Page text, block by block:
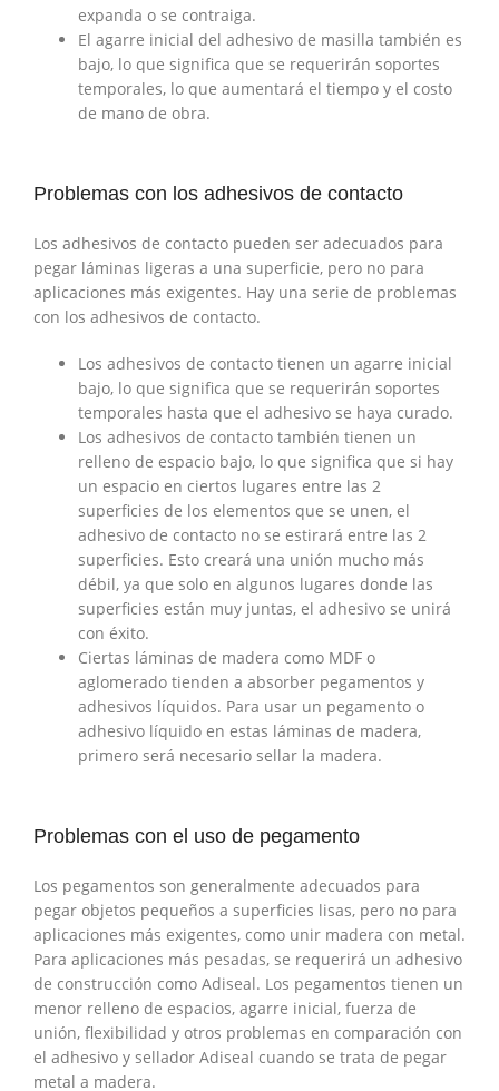
expanda o se contraiga.
El agarre inicial del adhesivo de masilla también es
bajo, lo que significa que se requerirán soportes
temporales, lo que aumentará el tiempo y el costo
de mano de obra.
Problemas con los adhesivos de contacto
Los adhesivos de contacto pueden ser adecuados para
pegar láminas ligeras a una superficie, pero no para
aplicaciones más exigentes. Hay una serie de problemas
con los adhesivos de contacto.
Los adhesivos de contacto tienen un agarre inicial
bajo, lo que significa que se requerirán soportes
temporales hasta que el adhesivo se haya curado.
Los adhesivos de contacto también tienen un
relleno de espacio bajo, lo que significa que si hay
un espacio en ciertos lugares entre las 2
superficies de los elementos que se unen, el
adhesivo de contacto no se estirará entre las 2
superficies. Esto creará una unión mucho más
débil, ya que solo en algunos lugares donde las
superficies están muy juntas, el adhesivo se unirá
con éxito.
Ciertas láminas de madera como MDF o
aglomerado tienden a absorber pegamentos y
adhesivos líquidos. Para usar un pegamento o
adhesivo líquido en estas láminas de madera,
primero será necesario sellar la madera.
Problemas con el uso de pegamento
Los pegamentos son generalmente adecuados para
pegar objetos pequeños a superficies lisas, pero no para
aplicaciones más exigentes, como unir madera con metal.
Para aplicaciones más pesadas, se requerirá un adhesivo
de construcción como Adiseal. Los pegamentos tienen un
menor relleno de espacios, agarre inicial, fuerza de
unión, flexibilidad y otros problemas en comparación con
el adhesivo y sellador Adiseal cuando se trata de pegar
metal a madera.